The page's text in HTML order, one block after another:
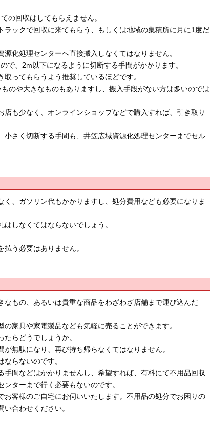
の回収はしてもらえません。
ックで回収に来てもらう、もしくは地域の集積所に月に1度だ
化処理センターへ直接搬入しなくてはなりません。
で、2m以下になるように切断する手間がかかります。
ってもらうよう推奨しているほどです。
のや大きなものもありますし、搬入手段がない方は多いのでは
も少なく、オンラインショップなどで購入すれば、引き取り
小さく切断する手間も、井笠広域資源化処理センターまでセル
、ガソリン代もかかりますし、処分費用なども必要になりま
しなくてはならないでしょう。
う必要はありません。
なもの、あるいは貴重な商品をわざわざ店舗まで運び込んだ
家具や家電製品なども気軽に売ることができます。
らどうでしょうか。
無駄になり、再び持ち帰らなくてはなりません。
らないのです。
間などはかかりませんし、希望すれば、有料にて不用品回収
ターまで行く必要もないのです。
お客様のご自宅にお伺いいたします。不用品の処分でお困りの
い合わせください。